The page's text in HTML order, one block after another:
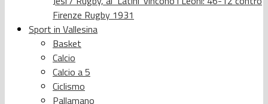
Firenze Rugby 1931
Sport in Vallesina
Basket
Calcio
Calcio a 5
Ciclismo
Pallamano